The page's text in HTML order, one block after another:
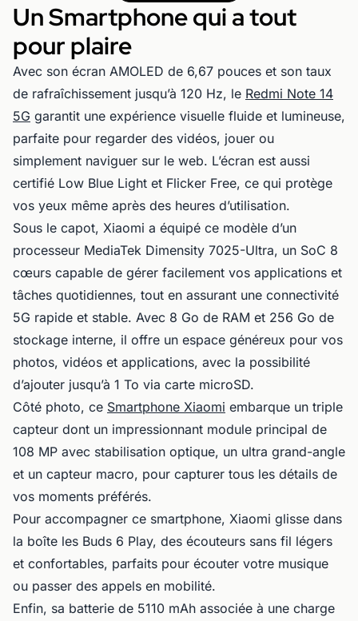
Un Smartphone qui a tout
pour plaire
Avec son écran AMOLED de 6,67 pouces et son taux
de rafraîchissement jusqu’à 120 Hz, le Redmi Note 14
5G garantit une expérience visuelle fluide et lumineuse,
parfaite pour regarder des vidéos, jouer ou
simplement naviguer sur le web. L’écran est aussi
certifié Low Blue Light et Flicker Free, ce qui protège
vos yeux même après des heures d’utilisation.
Sous le capot, Xiaomi a équipé ce modèle d’un
processeur MediaTek Dimensity 7025-Ultra, un SoC 8
cœurs capable de gérer facilement vos applications et
tâches quotidiennes, tout en assurant une connectivité
5G rapide et stable. Avec 8 Go de RAM et 256 Go de
stockage interne, il offre un espace généreux pour vos
photos, vidéos et applications, avec la possibilité
d’ajouter jusqu’à 1 To via carte microSD.
Côté photo, ce Smartphone Xiaomi embarque un triple
capteur dont un impressionnant module principal de
108 MP avec stabilisation optique, un ultra grand-angle
et un capteur macro, pour capturer tous les détails de
vos moments préférés.
Pour accompagner ce smartphone, Xiaomi glisse dans
la boîte les Buds 6 Play, des écouteurs sans fil légers
et confortables, parfaits pour écouter votre musique
ou passer des appels en mobilité.
Enfin, sa batterie de 5110 mAh associée à une charge